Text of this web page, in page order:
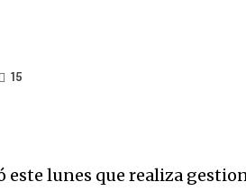
15
lunes que realiza